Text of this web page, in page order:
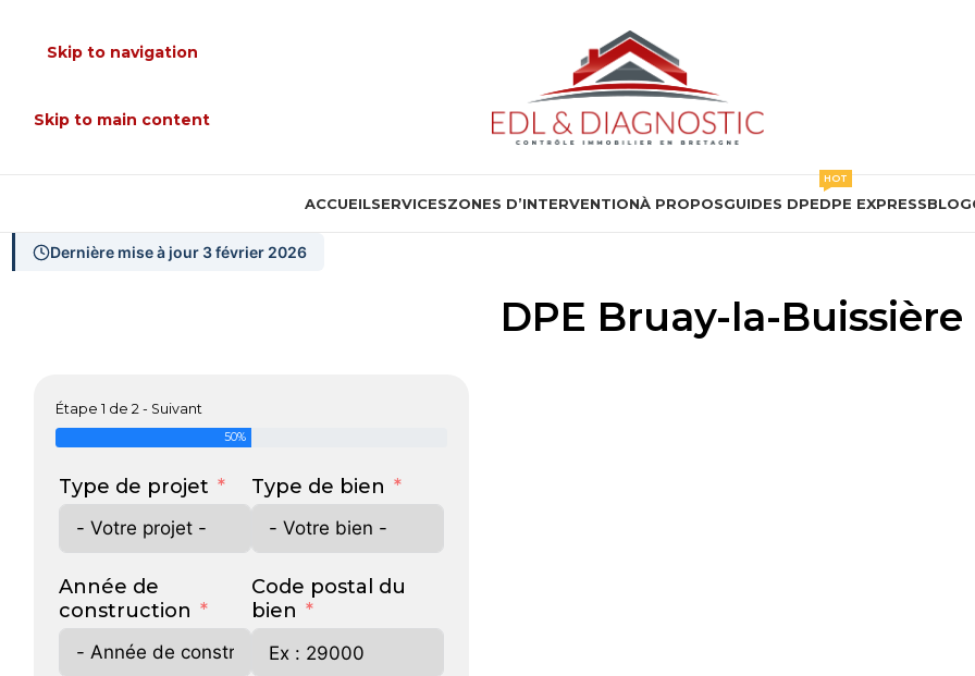
Skip to navigation
Skip to main content
ACCUEILSERVICESZONES D’INTERVENTIONÀ PROPOSGUIDES DPEDPE EXPRESS
HOT
BLOG
Dernière mise à jour 3 février 2026
DPE Bruay-la-Buissière
Étape 1 de 2 - Suivant
50%
Type de projet Type de bien
Année de
construction
Code postal du
bien